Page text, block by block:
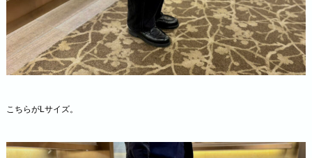
こちらがLサイズ。